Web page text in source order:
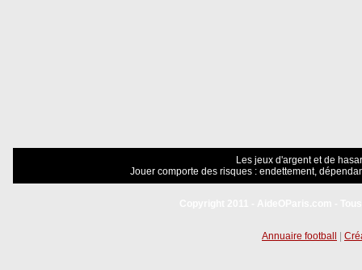
Les jeux d'argent et de
Jouer comporte des risques : endettement,
Annuaire football